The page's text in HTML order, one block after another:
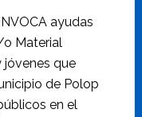
ayudas
o Material
jóvenes que
de Polop
en el